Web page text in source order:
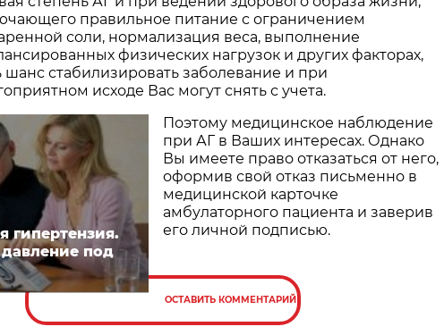
правильное питание с ограничением
соли, нормализация веса, выполнение
физических нагрузок и других факторах,
шанс стабилизировать заболевание и при
исходе Вас могут снять с учета.
гипертензия.
под
Поэтому медицинское наблюдение
при АГ в Ваших интересах. Однако
Вы имеете право отказаться от него,
оформив свой отказ письменно в
медицинской карточке
амбулаторного пациента и заверив
его личной подписью.
ОСТАВИТЬ КОММЕНТАРИЙ